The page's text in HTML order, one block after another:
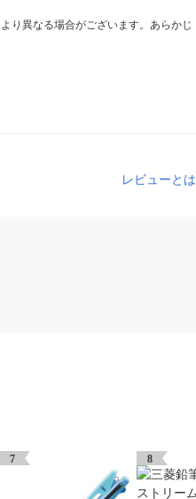
り異なる場合がございます。あらかじ
レビューとは
7 8